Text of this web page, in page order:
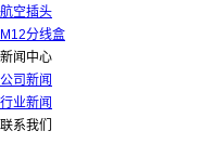
航空插头
M12分线盒
新闻中心
公司新闻
行业新闻
联系我们